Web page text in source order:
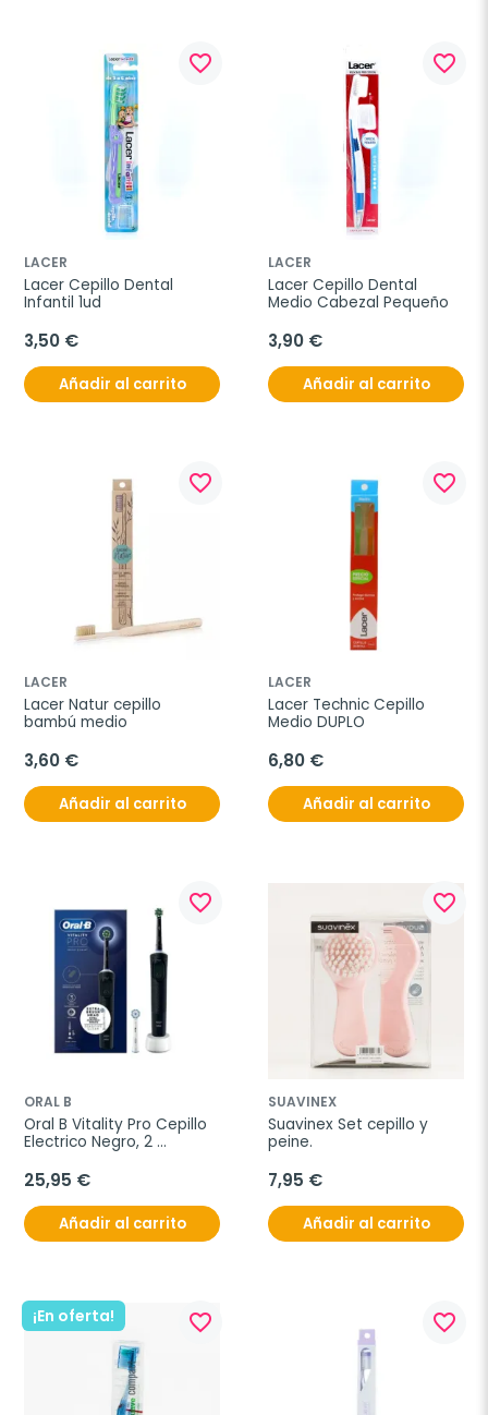
favorite_border
LACER
Lacer Cepillo Dental
Infantil 1ud
3,50 €
Añadir al carrito
favorite_border
LACER
Lacer Cepillo Dental
Medio Cabezal Pequeño
3,90 €
Añadir al carrito
favorite_border
LACER
Lacer Natur cepillo
bambú medio
3,60 €
Añadir al carrito
favorite_border
LACER
Lacer Technic Cepillo
Medio DUPLO
6,80 €
Añadir al carrito
favorite_border
ORAL B
Oral B Vitality Pro Cepillo
Electrico Negro, 2
25,95 €
Añadir al carrito
favorite_border
SUAVINEX
Suavinex Set cepillo y
peine.
7,95 €
Añadir al carrito
¡En oferta! favorite_border favorite_border